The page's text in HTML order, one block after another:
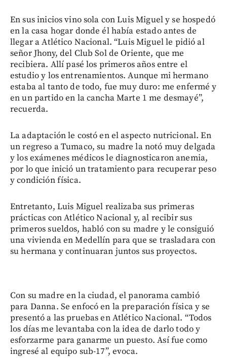
En sus inicios vino sola con Luis Miguel y se hospedó
en la casa hogar donde él había estado antes de
llegar a Atlético Nacional. “Luis Miguel le pidió al
señor Jhony, del Club Sol de Oriente, que me
recibiera. Allí pasé los primeros años entre el
estudio y los entrenamientos. Aunque mi hermano
estaba al tanto de todo, fue muy duro: me enfermé y
en un partido en la cancha Marte 1 me desmayé”,
recuerda.
La adaptación le costó en el aspecto nutricional. En
un regreso a Tumaco, su madre la notó muy delgada
y los exámenes médicos le diagnosticaron anemia,
por lo que inició un tratamiento para recuperar peso
y condición física.
Entretanto, Luis Miguel realizaba sus primeras
prácticas con Atlético Nacional y, al recibir sus
primeros sueldos, habló con su madre y le consiguió
una vivienda en Medellín para que se trasladara con
su hermana y continuaran juntos sus proyectos.
Con su madre en la ciudad, el panorama cambió
para Danna. Se enfocó en la preparación física y se
presentó a las pruebas en Atlético Nacional. “Todos
los días me levantaba con la idea de darlo todo y
esforzarme para ganarme un puesto. Así fue como
ingresé al equipo sub-17”, evoca.